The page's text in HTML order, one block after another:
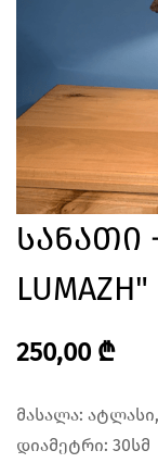
Სანათი
LUMAZH"
250,00 ₾
მასალა:
დიამეტრი: 30სმ